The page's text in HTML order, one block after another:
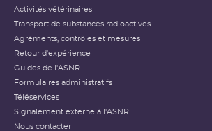
Activités vétérinaires
Transport de substances radioactives
Agréments, contrôles et mesures
Retour d'expérience
Guides de l'ASNR
Formulaires administratifs
Téléservices
Signalement externe à l'ASNR
Nous contacter